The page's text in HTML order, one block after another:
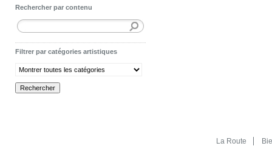
Rechercher par contenu
Filtrer par catégories artistiques
La Route